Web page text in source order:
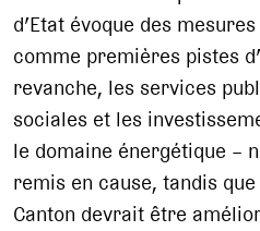
d’Etat évoque des
comme premières pistes
revanche, les services
sociales et les
le domaine énergétique –
remis en cause, tandis
Canton devrait être